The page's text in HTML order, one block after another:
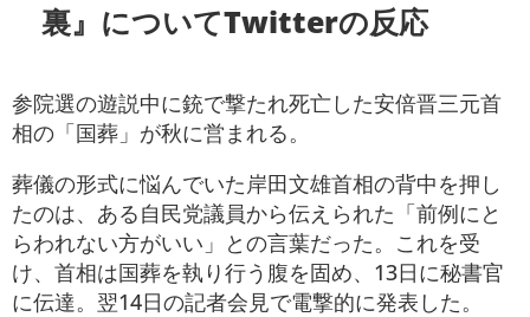
裏』についてTwitterの反応
参院選の遊説中に銃で撃たれ死亡した安倍晋三元首
相の「国葬」が秋に営まれる。
葬儀の形式に悩んでいた岸田文雄首相の背中を押し
たのは、ある自民党議員から伝えられた「前例にと
らわれない方がいい」との言葉だった。これを受
け、首相は国葬を執り行う腹を固め、13日に秘書官
に伝達。翌14日の記者会見で電撃的に発表した。